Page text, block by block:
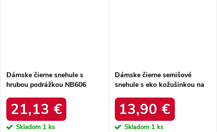
Dámske čierne snehule s
hrubou podrážkou NB606
21,13 €
Skladom 1 ks
Dámske čierne semišové
snehule s eko kožušinkou na
BLACK
13,90 €
Skladom 1 ks